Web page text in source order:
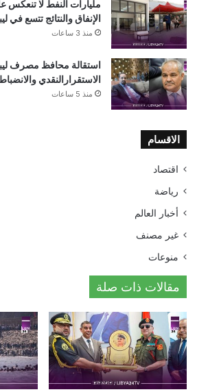
مليارات النفط لا تنعكس
الإنفاق والنتائج تتسع في
منذ 3 ساعات
استقالة محافظ مصرف
الاستقرارالنقدي
منذ 5 ساعات
الاقسام
اقتصاد
رياضة
أخبار العالم
غير مصنف
منوعات
مقالات ذات صلة